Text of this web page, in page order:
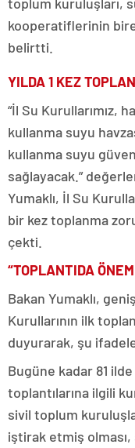
kooperatiflerinin
belirtti.
YILDA 1 KEZ
“İl Su Kurullarımız,
kullanma suyu
kullanma suyu
sağlayacak.”
Yumaklı, İl Su
bir kez toplanma
çekti.
“TOPLANTIDA
Bakan Yumaklı,
Kurullarının ilk
duyurarak, şu
Bugüne kadar 81
toplantılarına ilgili
sivil toplum
iştirak etmiş